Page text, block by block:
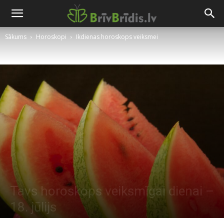
Sākums Horoskopi Ikdienas horoskops veiksmei
Tavs horoskops veiksmīgai dienai –
18. jūlijs